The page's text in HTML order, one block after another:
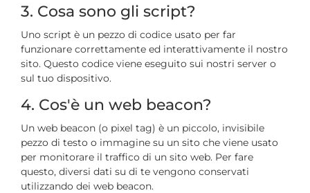
3. Cosa sono gli script?
Uno script è un pezzo di codice usato per far
funzionare correttamente ed interattivamente il nostro
sito. Questo codice viene eseguito sui nostri server o
sul tuo dispositivo.
4. Cos'è un web beacon?
Un web beacon (o pixel tag) è un piccolo, invisibile
pezzo di testo o immagine su un sito che viene usato
per monitorare il traffico di un sito web. Per fare
questo, diversi dati su di te vengono conservati
utilizzando dei web beacon.